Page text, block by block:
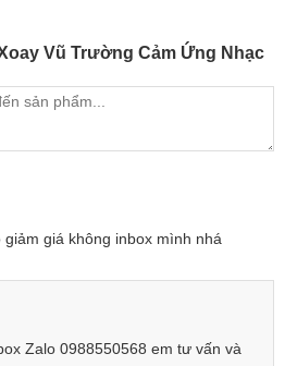
Vũ Trường Cảm Ứng Nhạc
giá không inbox mình nhá
Zalo 0988550568 em tư vấn và